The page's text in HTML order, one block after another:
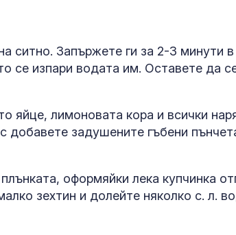
ситно. Запържете ги за 2-3 минути
се изпари водата им. Оставете да
яйце, лимоновата кора и всички
добавете задушените гъбени
оформяйки лека купчинка
зехтин и долейте няколко с. л.